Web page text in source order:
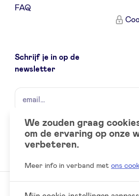
FAQ
Schrijf je in op de
newsletter
naam
email
Social
accounts
LinkedIn
We zouden graag
om de ervaring op onze
verbeteren.
Meer info in verband met ons